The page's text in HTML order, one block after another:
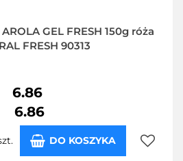
GEL FRESH 150g róża
FRESH 90313
6.86
6.86
DO KOSZYKA